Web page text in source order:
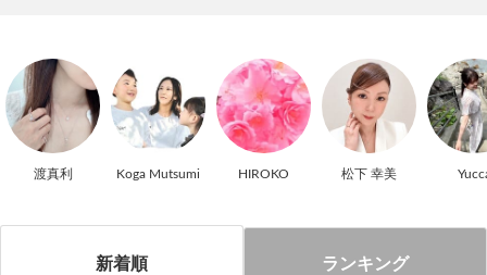
渡真利 Koga Mutsumi HIROKO 松下 幸美
新着順 ランキング